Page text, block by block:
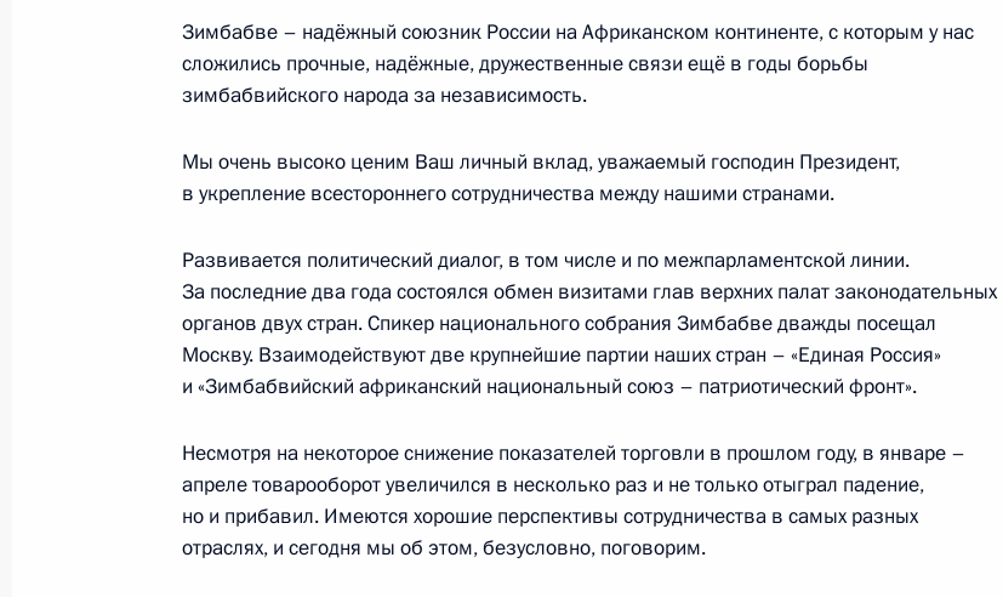
Встреча с Президентом ЦАР Фостеном Туадерой
28 июля 2023 года, 20:45 Санкт-Петербург
Встреча с Президентом Эритреи Исайясом Афеворки
Заключительное слово Владимира Путина на втором пленарном
заседании саммита Россия – Африка
28 июля 2023 года, 18:55 Санкт-Петербург
Саммит Россия – Африка
28 июля 2023 года, 13:50 Санкт-Петербург
Зимбабве – надёжный союзник России на Африканском континенте, с которым у нас
сложились прочные, надёжные, дружественные связи ещё в годы борьбы
зимбабвийского народа за независимость.
Мы очень высоко ценим Ваш личный вклад, уважаемый господин Президент,
в укрепление всестороннего сотрудничества между нашими странами.
Развивается политический диалог, в том числе и по межпарламентской линии.
За последние два года состоялся обмен визитами глав верхних палат законодательных
органов двух стран. Спикер национального собрания Зимбабве дважды посещал
Москву. Взаимодействуют две крупнейшие партии наших стран – «Единая Россия»
и «Зимбабвийский африканский национальный союз – патриотический фронт».
Несмотря на некоторое снижение показателей торговли в прошлом году, в январе –
апреле товарооборот увеличился в несколько раз и не только отыграл падение,
но и прибавил. Имеются хорошие перспективы сотрудничества в самых разных
отраслях, и сегодня мы об этом, безусловно, поговорим.